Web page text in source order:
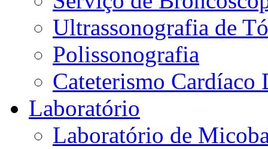
Ultrassonografia de
Polissonografia
Cateterismo Cardíaco
Laboratório
Laboratório de